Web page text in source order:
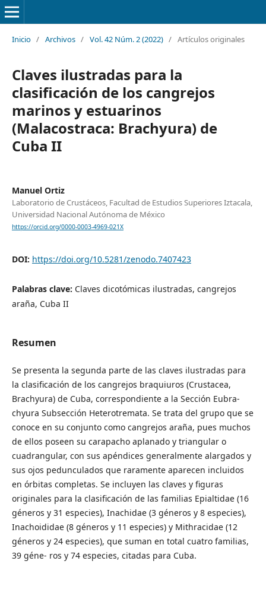
Inicio / Archivos / Vol. 42 Núm. 2 (2022) / Artículos originales
Claves ilustradas para la
clasificación de los cangrejos
marinos y estuarinos
(Malacostraca: Brachyura) de
Cuba II
Manuel Ortiz
Laboratorio de Crustáceos, Facultad de Estudios Superiores Iztacala,
Universidad Nacional Autónoma de México
https://orcid.org/0000-0003-4969-021X
DOI: https://doi.org/10.5281/zenodo.7407423
Palabras clave: Claves dicotómicas ilustradas, cangrejos
araña, Cuba II
Resumen
Se presenta la segunda parte de las claves ilustradas para
la clasificación de los cangrejos braquiuros (Crustacea,
Brachyura) de Cuba, correspondiente a la Sección Eubra-
chyura Subsección Heterotremata. Se trata del grupo que se
conoce en su conjunto como cangrejos araña, pues muchos
de ellos poseen su carapacho aplanado y triangular o
cuadrangular, con sus apéndices generalmente alargados y
sus ojos pedunculados que raramente aparecen incluidos
en órbitas completas. Se incluyen las claves y figuras
originales para la clasificación de las familias Epialtidae (16
géneros y 31 especies), Inachidae (3 géneros y 8 especies),
Inachoididae (8 géneros y 11 especies) y Mithracidae (12
géneros y 24 especies), que suman en total cuatro familias,
39 géne- ros y 74 especies, citadas para Cuba.